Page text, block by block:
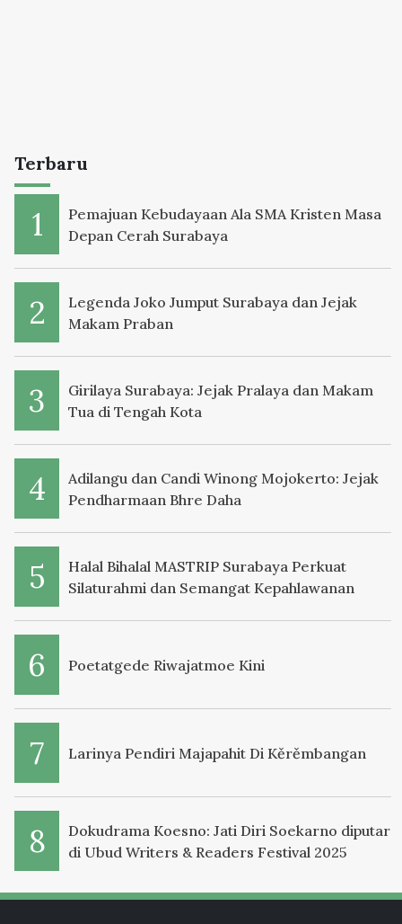
Terbaru
Pemajuan Kebudayaan Ala SMA Kristen Masa
Depan Cerah Surabaya
Legenda Joko Jumput Surabaya dan Jejak
Makam Praban
Girilaya Surabaya: Jejak Pralaya dan Makam
Tua di Tengah Kota
Adilangu dan Candi Winong Mojokerto: Jejak
Pendharmaan Bhre Daha
Halal Bihalal MASTRIP Surabaya Perkuat
Silaturahmi dan Semangat Kepahlawanan
Poetatgede Riwajatmoe Kini
Larinya Pendiri Majapahit Di Kěrěmbangan
Dokudrama Koesno: Jati Diri Soekarno diputar
di Ubud Writers & Readers Festival 2025